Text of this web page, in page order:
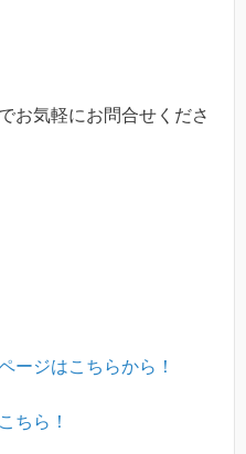
お気軽にお問合せくださ
ージはこちらから！
ちら！